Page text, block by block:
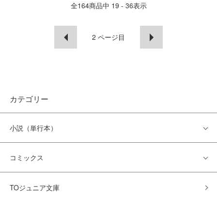
全164商品中 19 - 36表示
2 ページ目
カテゴリー
小説（単行本）
コミックス
TOジュニア文庫